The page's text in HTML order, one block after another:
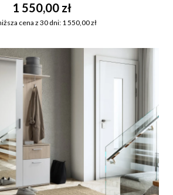
1 550,00 zł
cena z 30 dni: 1 550,00 zł